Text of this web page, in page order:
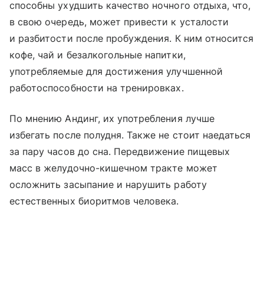
способны ухудшить качество ночного отдыха, что,
в свою очередь, может привести к усталости
и разбитости после пробуждения. К ним относится
кофе, чай и безалкогольные напитки,
употребляемые для достижения улучшенной
работоспособности на тренировках.
По мнению Андинг, их употребления лучше
избегать после полудня. Также не стоит наедаться
за пару часов до сна. Передвижение пищевых
масс в желудочно-кишечном тракте может
осложнить засыпание и нарушить работу
естественных биоритмов человека.